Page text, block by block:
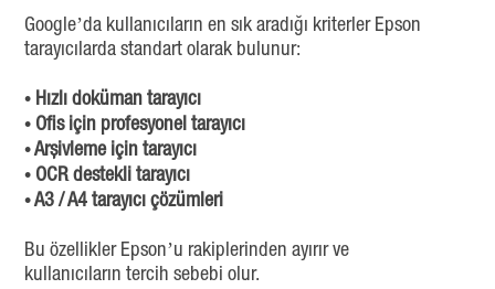
Google’da kullanıcıların en sık aradığı kriterler Epson
tarayıcılarda standart olarak bulunur:
• Hızlı doküman tarayıcı
• Ofis için profesyonel tarayıcı
• Arşivleme için tarayıcı
• OCR destekli tarayıcı
• A3 / A4 tarayıcı çözümleri
Bu özellikler Epson’u rakiplerinden ayırır ve
kullanıcıların tercih sebebi olur.